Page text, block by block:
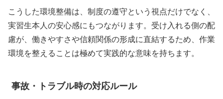
こうした環境整備は、制度の遵守という視点だけでなく、
実習生本人の安心感にもつながります。受け入れる側の配
慮が、働きやすさや信頼関係の形成に直結するため、作業
環境を整えることは極めて実践的な意味を持ちます。
事故・トラブル時の対応ルール